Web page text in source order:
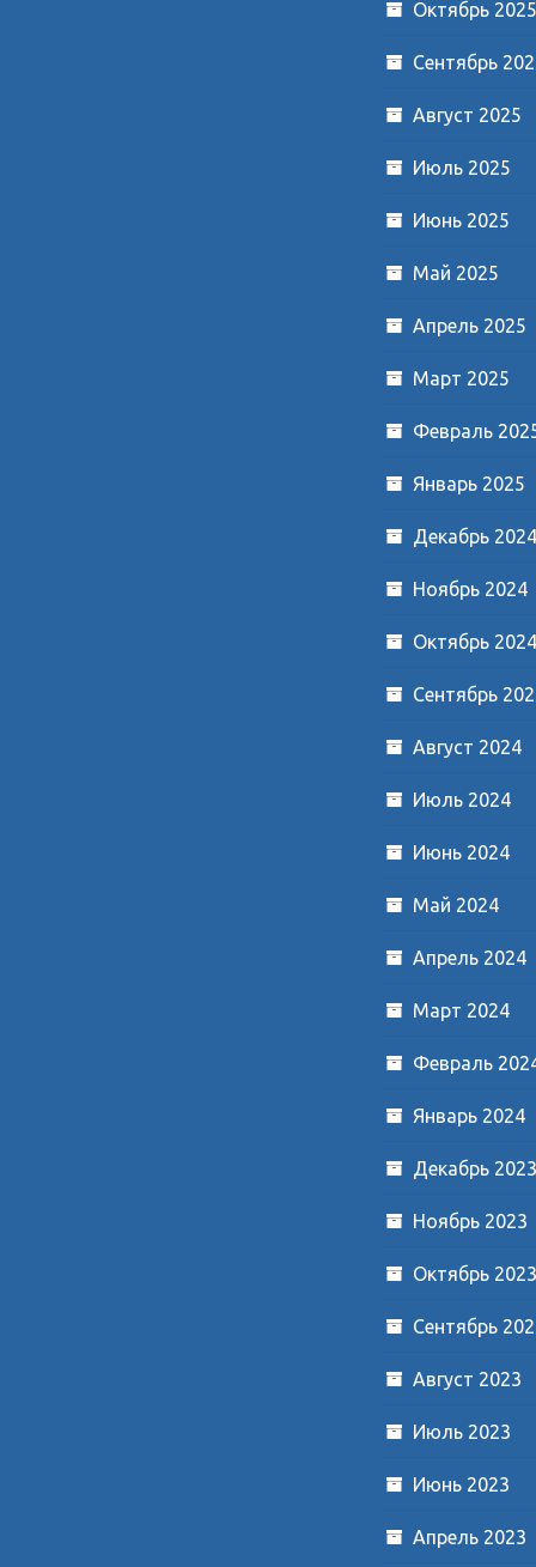
Октябрь 2025
Сентябрь
Август 2025
Июль 2025
Июнь 2025
Май 2025
Апрель 2025
Март 2025
Февраль
Январь 2025
Декабрь 2024
Ноябрь 2024
Октябрь 2024
Сентябрь
Август 2024
Июль 2024
Июнь 2024
Май 2024
Апрель 2024
Март 2024
Февраль
Январь 2024
Декабрь 2023
Ноябрь 2023
Октябрь 2023
Сентябрь
Август 2023
Июль 2023
Июнь 2023
Апрель 2023